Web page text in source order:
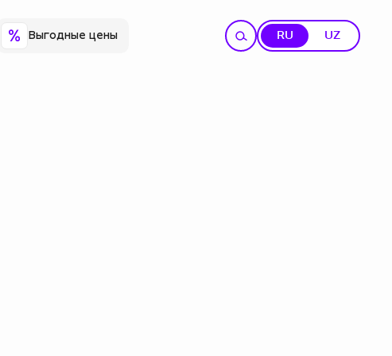
Выгодные цены RU UZ